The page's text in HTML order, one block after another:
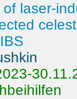
laser-